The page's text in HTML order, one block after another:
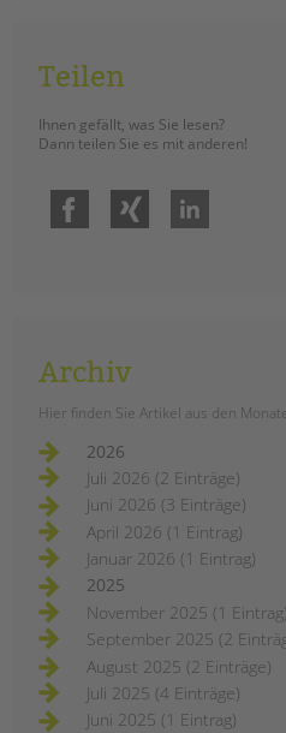
Teilen
Ihnen gefällt, was Sie lesen?
Dann teilen Sie es mit anderen!
Facebook
Archiv
Hier finden Sie Artikel aus den
2026
Juli 2026 (2 Einträge)
Juni 2026 (3 Einträge)
April 2026 (1 Eintrag)
Januar 2026 (1 Eintrag)
2025
November 2025 (1 Eintrag)
September 2025 (2
August 2025 (2 Einträge)
Juli 2025 (4 Einträge)
Juni 2025 (1 Eintrag)